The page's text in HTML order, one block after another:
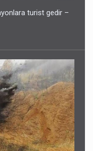
turist gedir –